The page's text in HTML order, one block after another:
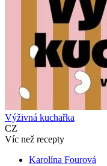
Výživná kuchařka
CZ
Víc než recepty
Karolína Fourová